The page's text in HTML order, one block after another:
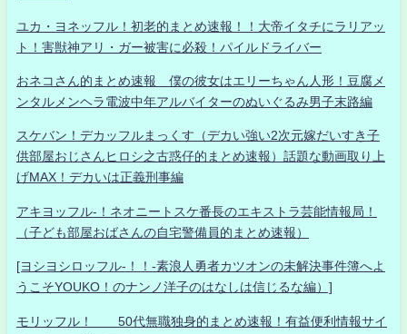
ユカ・ヨネッフル！初老的まとめ速報！！大帝イタチにラリアッ
ト！害獣神アリ・ガー被害に必殺！パイルドライバー
おネコさん的まとめ速報 僕の彼女はエリーちゃん人形！豆腐メ
ンタルメンヘラ電波中年アルバイターのぬいぐるみ男子末路編
スケバン！デカッフルまっくす（デカい強い2次元嫁だいすき子
供部屋おじさんヒロシ之古惑仔的まとめ速報）話題な動画取り上
げMAX！デカいは正義刑事編
アキヨッフル-！ネオニートスケ番長のエキストラ芸能情報局！
（子ども部屋おばさんの自宅警備員的まとめ速報）
[ヨシヨシロッフル-！！-素浪人勇者カツオンの未解決事件簿へよ
うこそYOUKO！のナンノ洋子のはなしは信じるな編）]
モリッフル！ 50代無職独身的まとめ速報！有益便利情報サイ